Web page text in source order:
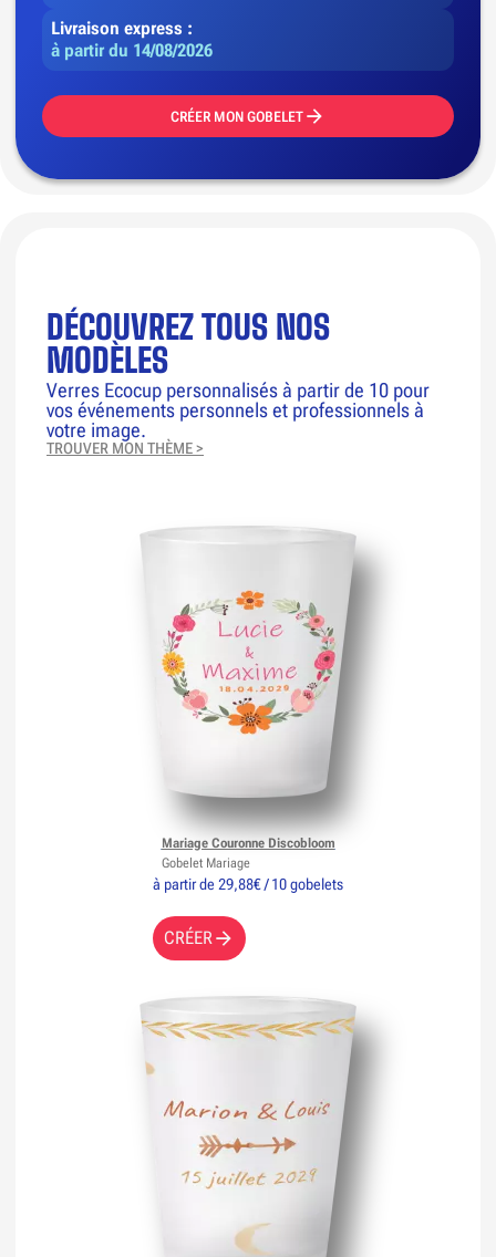
Livraison express :
à partir du 14/08/2026
CRÉER MON GOBELET
DÉCOUVREZ TOUS NOS
MODÈLES
Verres Ecocup personnalisés à partir de 10 pour
vos événements personnels et professionnels à
votre image.
TROUVER MON THÈME >
à partir de 29,88€ / 10 gobelets
CRÉER
Mariage Couronne Discobloom
Gobelet Mariage